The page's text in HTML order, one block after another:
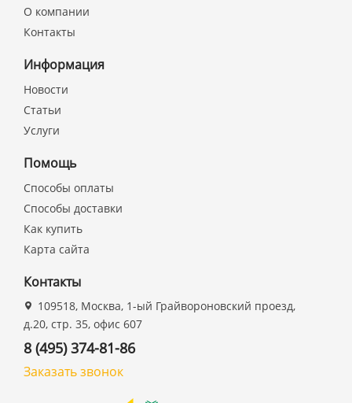
О компании
Контакты
Информация
Новости
Статьи
Услуги
Помощь
Способы оплаты
Способы доставки
Как купить
Карта сайта
Контакты
109518, Москва, 1-ый Грайвороновский проезд,
д.20, стр. 35, офис 607
8 (495) 374-81-86
Заказать звонок